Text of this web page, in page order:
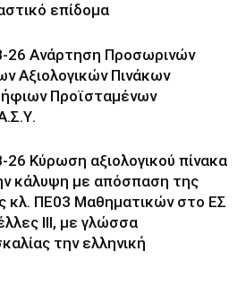
επίδομα
26 Ανάρτηση Προσωρινών
Αξιολογικών Πινάκων
Προϊσταμένων
26 Κύρωση αξιολογικού πίνακα
κάλυψη με απόσπαση της
κλ. ΠΕ03 Μαθηματικών στο ΕΣ
ΙΙΙ, με γλώσσα
την ελληνική